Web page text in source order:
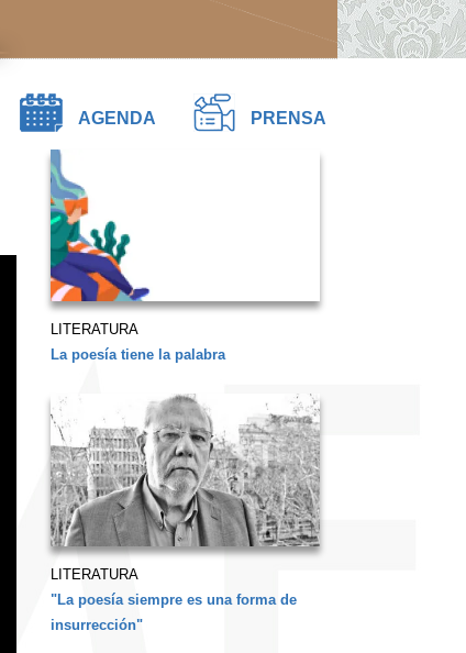
AGENDA PRENSA
LITERATURA
La poesía tiene la palabra
LITERATURA
"La poesía siempre es una forma de
insurrección"